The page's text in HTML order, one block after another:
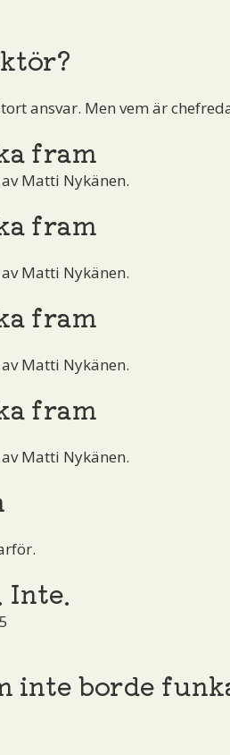
ansvar. Men vem är
fram
Matti Nykänen.
fram
Matti Nykänen.
fram
Matti Nykänen.
fram
Matti Nykänen.
Inte.
inte borde